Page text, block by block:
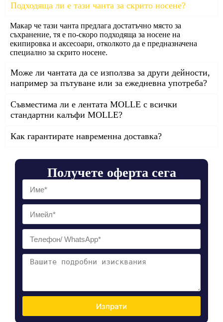
Получете оферта сега
Изпрати
Подходяща ли е тази чанта за скрито носене?
Макар че тази чанта предлага достатъчно място за
съхранение, тя е по-скоро подходяща за носене на
екипировка и аксесоари, отколкото да е предназначена
специално за скрито носене.
Може ли чантата да се използва за други дейности,
например за пътуване или за ежедневна употреба?
Съвместима ли е лентата MOLLE с всички
стандартни калъфи MOLLE?
Как гарантирате навременна доставка?